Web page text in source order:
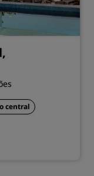
central